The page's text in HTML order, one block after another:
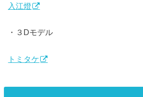
入江燈
・３Dモデル
トミタケ